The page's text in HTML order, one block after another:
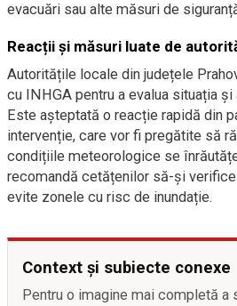
evacuări sau alte măsuri de
Reacții și măsuri luate de
Autoritățile locale din județele
cu INHGA pentru a evalua situația
Este așteptată o reacție rapidă din
intervenție, care vor fi pregătite să
condițiile meteorologice se
recomandă cetățenilor să-și
evite zonele cu risc de inundație.
Context și subiecte conexe
Pentru o imagine mai completă a